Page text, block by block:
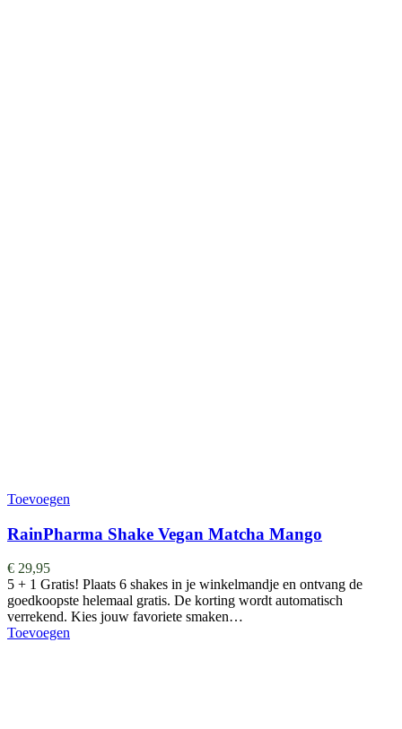
Toevoegen
RainPharma Shake Vegan Matcha Mango
€ 29,95
5 + 1 Gratis! Plaats 6 shakes in je winkelmandje en ontvang de
goedkoopste helemaal gratis. De korting wordt automatisch
verrekend. Kies jouw favoriete smaken…
Toevoegen